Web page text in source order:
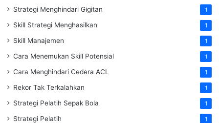
Strategi Menghindari Gigitan 1
Skill Strategi Menghasilkan 1
Skill Manajemen 1
Cara Menemukan Skill Potensial 1
Cara Menghindari Cedera ACL 1
Rekor Tak Terkalahkan 1
Strategi Pelatih Sepak Bola 1
Strategi Pelatih 1